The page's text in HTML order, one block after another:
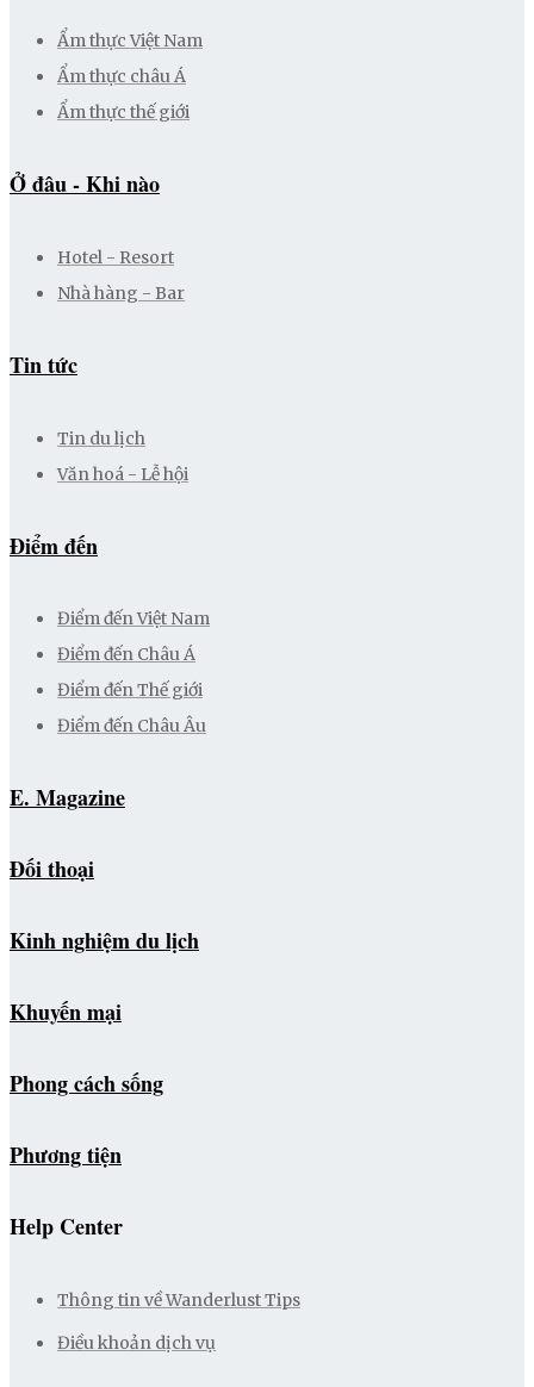
Ẩm thực Việt Nam
Ẩm thực châu Á
Ẩm thực thế giới
Ở đâu - Khi nào
Hotel - Resort
Nhà hàng - Bar
Tin tức
Tin du lịch
Văn hoá - Lễ hội
Điểm đến
Điểm đến Việt Nam
Điểm đến Châu Á
Điểm đến Thế giới
Điểm đến Châu Âu
E. Magazine
Đối thoại
Kinh nghiệm du lịch
Khuyến mại
Phong cách sống
Phương tiện
Help Center
Thông tin về Wanderlust Tips
Điều khoản dịch vụ